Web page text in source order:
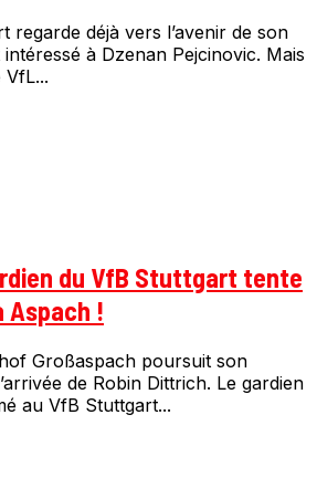
regarde déjà vers l’avenir de son
intéressé à Dzenan Pejcinovic. Mais
du VfB Stuttgart tente
Aspach !
Großaspach poursuit son
de Robin Dittrich. Le gardien
au VfB Stuttgart...